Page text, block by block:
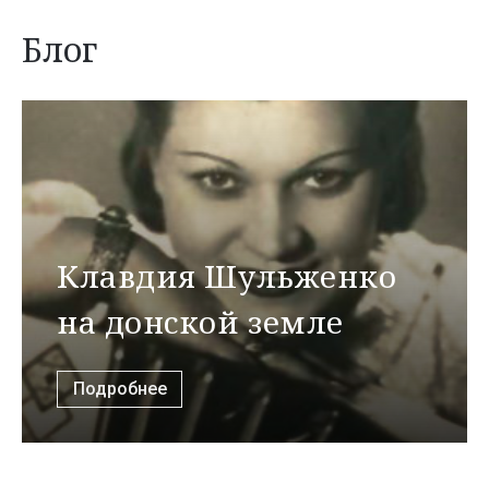
Блог
Клавдия Шульженко
на донской земле
Подробнее